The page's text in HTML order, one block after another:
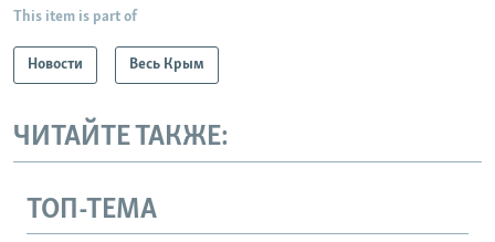
This item is part of
Новости Весь Крым
ЧИТАЙТЕ ТАКЖЕ:
ТОП-ТЕМА